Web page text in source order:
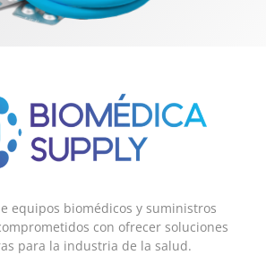
equipos biomédicos y suministros
con ofrecer soluciones
para la industria de la salud.